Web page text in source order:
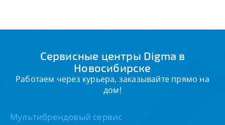
Сервисные центры Digma в
Новосибирске
Работаем через курьера, заказывайте прямо на
дом!
Мультибрендовый сервис